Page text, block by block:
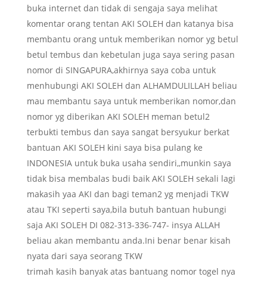
buka internet dan tidak di sengaja saya melihat
komentar orang tentan AKI SOLEH dan katanya bisa
membantu orang untuk memberikan nomor yg betul
betul tembus dan kebetulan juga saya sering pasan
nomor di SINGAPURA,akhirnya saya coba untuk
menhubungi AKI SOLEH dan ALHAMDULILLAH beliau
mau membantu saya untuk memberikan nomor,dan
nomor yg diberikan AKI SOLEH meman betul2
terbukti tembus dan saya sangat bersyukur berkat
bantuan AKI SOLEH kini saya bisa pulang ke
INDONESIA untuk buka usaha sendiri,,munkin saya
tidak bisa membalas budi baik AKI SOLEH sekali lagi
makasih yaa AKI dan bagi teman2 yg menjadi TKW
atau TKI seperti saya,bila butuh bantuan hubungi
saja AKI SOLEH DI 082-313-336-747- insya ALLAH
beliau akan membantu anda.Ini benar benar kisah
nyata dari saya seorang TKW
trimah kasih banyak atas bantuang nomor togel nya